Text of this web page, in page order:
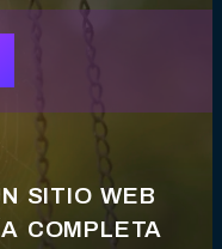
SITIO WEB
COMPLETA